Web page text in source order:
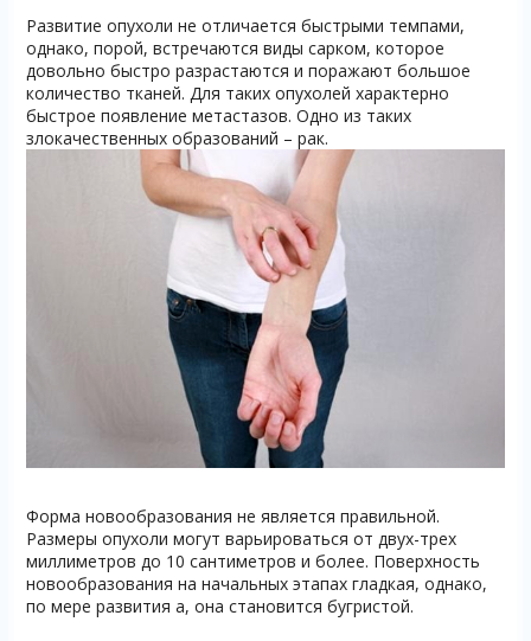
Развитие опухоли не отличается быстрыми темпами,
однако, порой, встречаются виды сарком, которое
довольно быстро разрастаются и поражают большое
количество тканей. Для таких опухолей характерно
быстрое появление метастазов. Одно из таких
злокачественных образований – рак.
Форма новообразования не является правильной.
Размеры опухоли могут варьироваться от двух-трех
миллиметров до 10 сантиметров и более. Поверхность
новообразования на начальных этапах гладкая, однако,
по мере развития а, она становится бугристой.